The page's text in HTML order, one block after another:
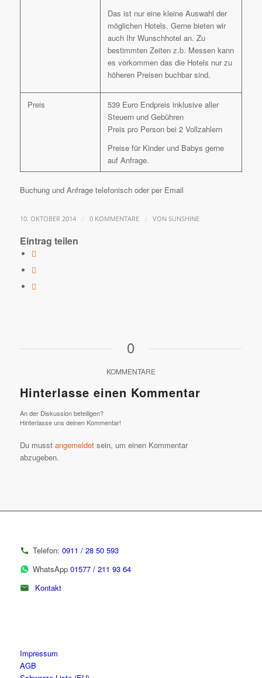
Das ist nur eine kleine Auswahl der
möglichen Hotels. Gerne bieten wir
auch Ihr Wunschhotel an. Zu
bestimmten Zeiten z.b. Messen kann
es vorkommen das die Hotels nur zu
höheren Preisen buchbar sind.
Preis
539 Euro Endpreis inklusive aller
Steuern und Gebühren
Preis pro Person bei 2 Vollzahlern
Preise für Kinder und Babys gerne
auf Anfrage.
Buchung und Anfrage telefonisch oder per Email
10. OKTOBER 2014 / 0 KOMMENTARE / VON SUNSHINE
Eintrag teilen
0
KOMMENTARE
Hinterlasse einen Kommentar
An der Diskussion beteiligen?
Hinterlasse uns deinen Kommentar!
Du musst angemeldetsein, um einen Kommentar
abzugeben.
Telefon: 0911 / 28 50 593
WhatsApp 01577 / 211 93 64
Kontakt
Impressum
AGB